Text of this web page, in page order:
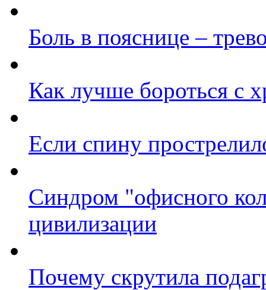
Боль в пояснице –
Как лучше бороться с
Если спину
Синдром "офисного
цивилизации
Почему скрутила